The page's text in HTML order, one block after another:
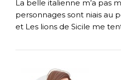
La belle italienne m’a pas
personnages sont niais au
et Les lions de Sicile me